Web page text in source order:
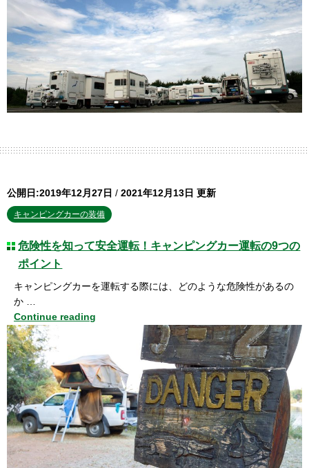
公開日:2019年12月27日 / 2021年12月13日 更新
キャンピングカーの装備
危険性を知って安全運転！キャンピングカー運転の9つの
ポイント
キャンピングカーを運転する際には、どのような危険性があるの
か …
Continue reading